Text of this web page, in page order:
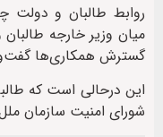
روابط طالبان و دولت
میان وزیر خارجه
گسترش همکاری‌ها
این درحالی است که
شورای امنیت سازمان